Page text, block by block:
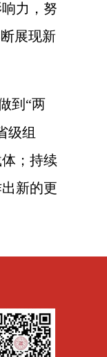
力，努
展现新
到“两
级组
；持续
新的更